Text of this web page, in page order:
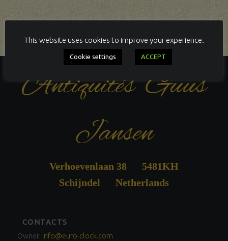
Antiquités Guus
Jansen
Verhoevenlaan 38 5481KH
Schijndel Netherlands
FOOTER
SIDEBAR
CONTACTS
Owner: info@euro-clock.com
This website uses cookies to improve your experience.
Cookie settings ACCEPT